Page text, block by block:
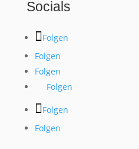
Socials
Folgen
Folgen
Folgen
Folgen
Folgen
Folgen